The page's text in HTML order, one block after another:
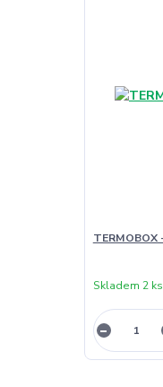
Skladem 2 ks